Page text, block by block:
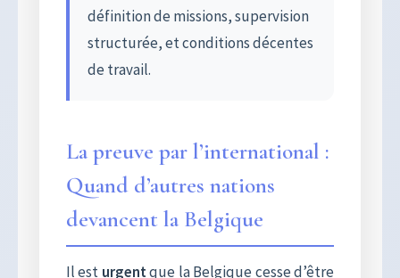
définition de missions, supervision
structurée, et conditions décentes
de travail.
La preuve par l’international :
Quand d’autres nations
devancent la Belgique
Il est urgentque la Belgique cesse d’être